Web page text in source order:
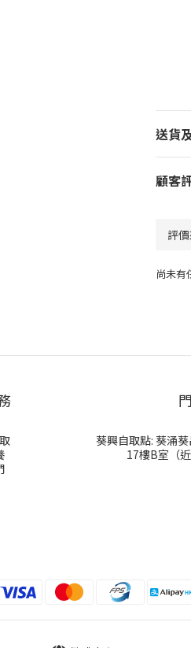
送貨
顧客
尚未有
葵興自取點: 葵涌
17樓B室（